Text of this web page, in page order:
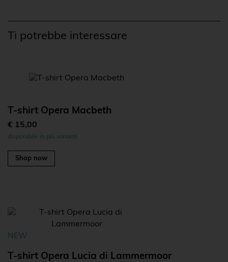
Ti potrebbe interessare
T-shirt Opera Macbeth
€ 15,00
disponibile in più varianti
Shop now
NEW
T-shirt Opera Lucia di Lammermoor